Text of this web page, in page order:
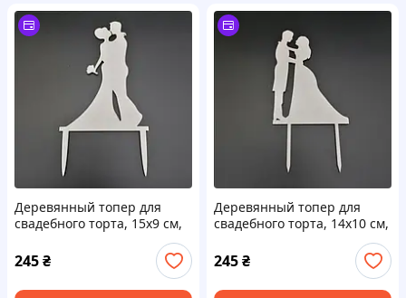
Деревянный топер для
свадебного торта, 15х9 см,
Артикул TPR-016
245₴
Деревянный топер для
свадебного торта, 14х10 см,
Артикул TPR-004
245₴